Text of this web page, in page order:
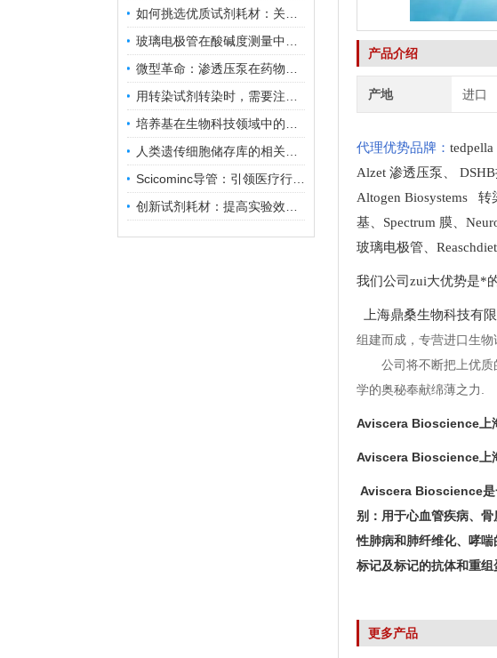
产品介绍
产地 进口
代理优势品牌： tedpella
Alzet 渗透压泵
Altogen Biosystems 转
基
Spectrum 膜
玻璃电极管
我们公司zui大优势是*
上海鼎桑生物科技有限
组建而成，专营进口生物
公司将不断把上优
学的奥秘奉献绵薄之力.
Aviscera Bioscience上
Aviscera Bioscience上
Aviscera Bioscience是
别：用于心血管疾病、
性肺病和肺纤维化、哮
标记及标记的抗体和重组
更多产品